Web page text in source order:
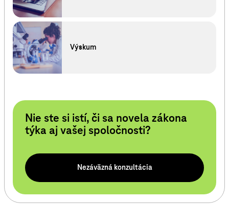
Výskum
Nie ste si istí, či sa novela zákona
týka aj vašej spoločnosti?
Nezáväzná konzultácia